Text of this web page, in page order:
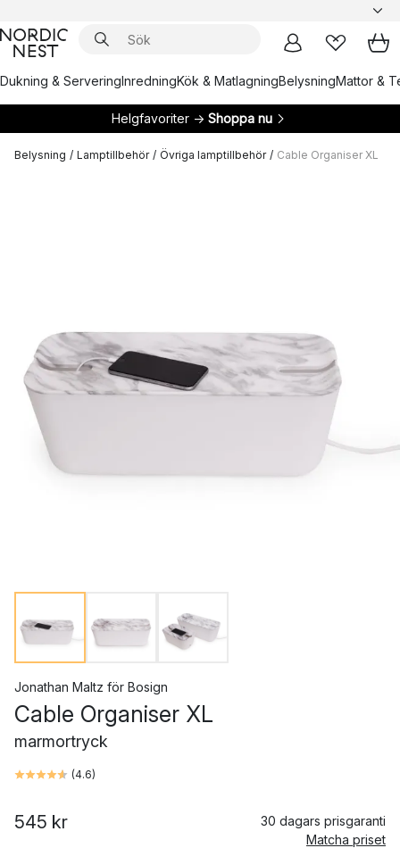
Dukning & ServeringInredningKök & MatlagningBelysningMattor &
Helgfavoriter → Shoppa nu
Belysning / Lamptillbehör / Övriga lamptillbehör / Cable Organiser XL
Jonathan Maltz för Bosign
Cable Organiser XL
marmortryck
(4.6)
545 kr
30 dagars prisgaranti
Matcha priset